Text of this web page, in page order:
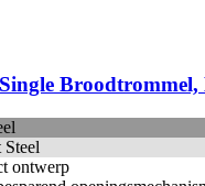
Single Broodtrommel,
ontwerp